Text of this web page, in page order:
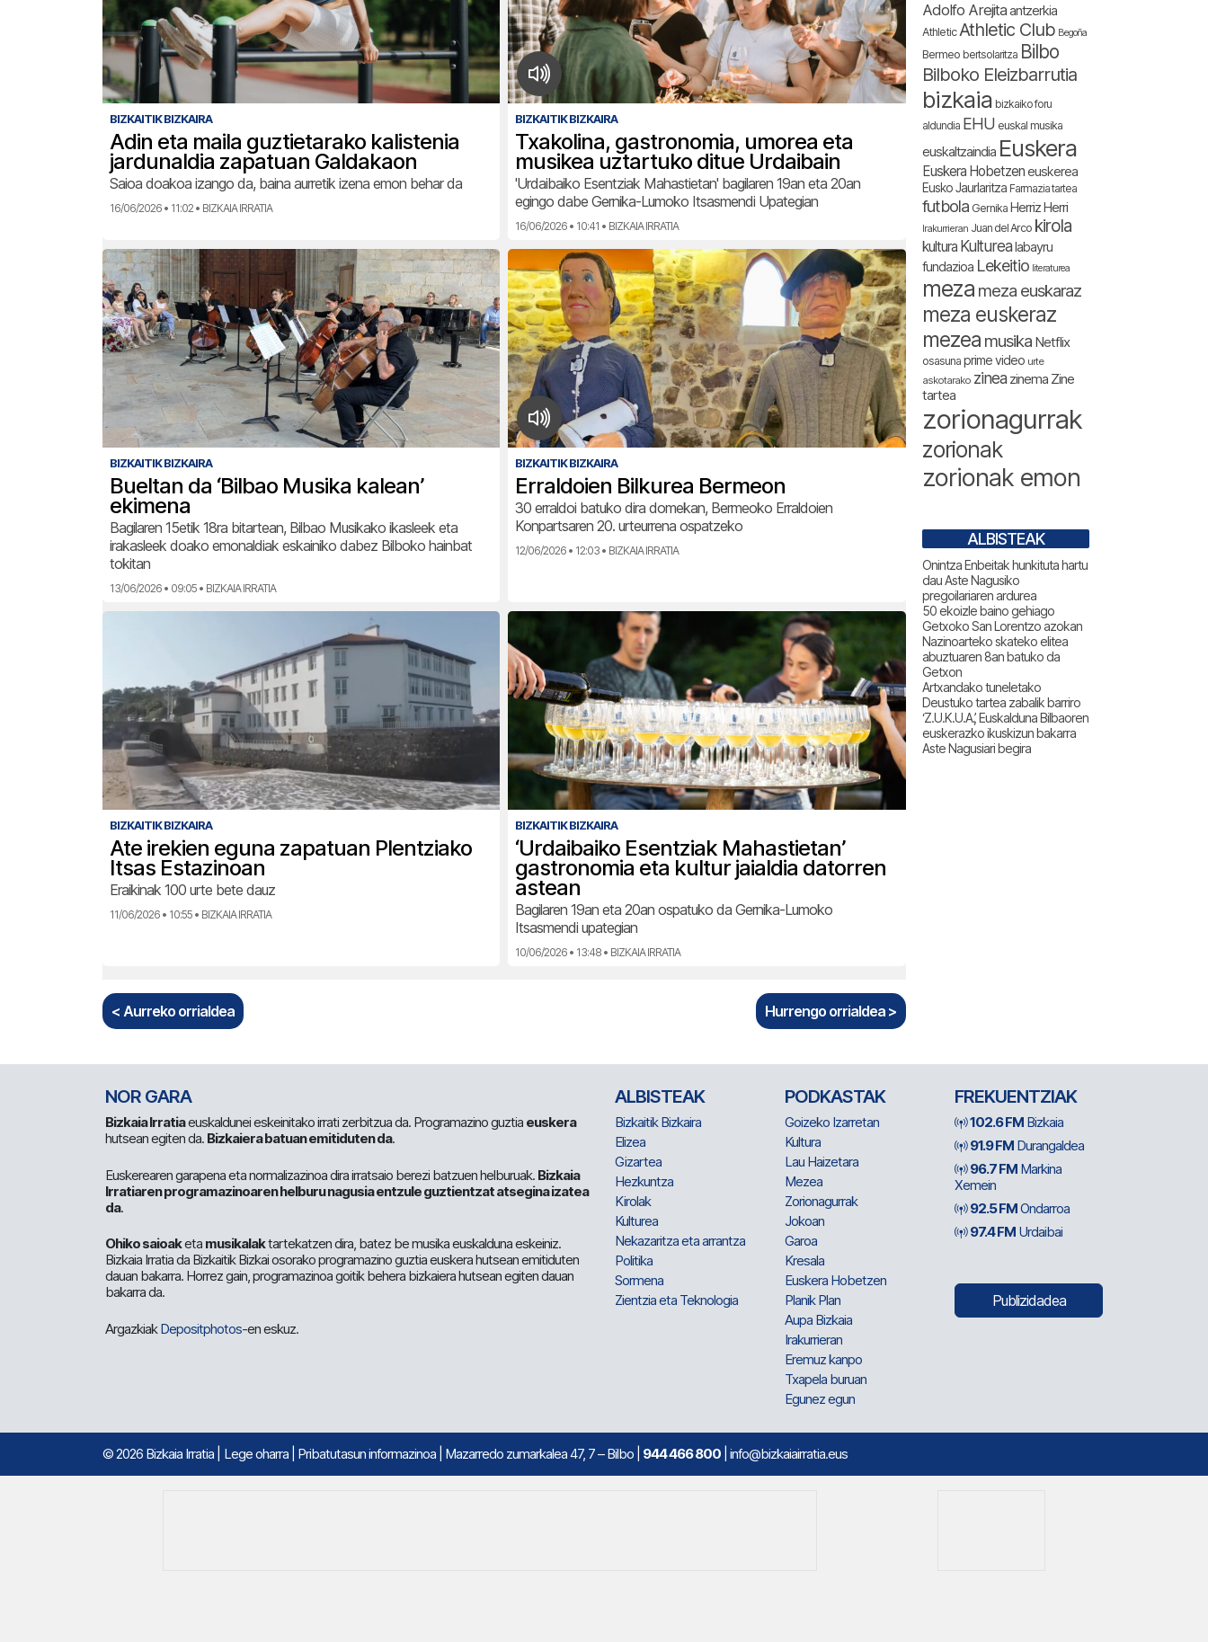
BIZKAITIK BIZKAIRA
Adin eta maila guztietarako kalistenia
jardunaldia zapatuan Galdakaon
Saioa doakoa izango da, baina aurretik izena emon behar da
16/06/2026 • 11:02 • BIZKAIA IRRATIA
BIZKAITIK BIZKAIRA
Txakolina, gastronomia, umorea eta
musikea uztartuko ditue Urdaibain
'Urdaibaiko Esentziak Mahastietan' bagilaren 19an eta 20an
egingo dabe Gernika-Lumoko Itsasmendi Upategian
16/06/2026 • 10:41 • BIZKAIA IRRATIA
BIZKAITIK BIZKAIRA
Bueltan da ‘Bilbao Musika kalean’
ekimena
Bagilaren 15etik 18ra bitartean, Bilbao Musikako ikasleek eta
irakasleek doako emonaldiak eskainiko dabez Bilboko hainbat
tokitan
13/06/2026 • 09:05 • BIZKAIA IRRATIA
BIZKAITIK BIZKAIRA
Erraldoien Bilkurea Bermeon
30 erraldoi batuko dira domekan, Bermeoko Erraldoien
Konpartsaren 20. urteurrena ospatzeko
12/06/2026 • 12:03 • BIZKAIA IRRATIA
BIZKAITIK BIZKAIRA
Ate irekien eguna zapatuan Plentziako
Itsas Estazinoan
Eraikinak 100 urte bete dauz
11/06/2026 • 10:55 • BIZKAIA IRRATIA
BIZKAITIK BIZKAIRA
‘Urdaibaiko Esentziak Mahastietan’
gastronomia eta kultur jaialdia datorren
astean
Bagilaren 19an eta 20an ospatuko da Gernika-Lumoko
Itsasmendi upategian
10/06/2026 • 13:48 • BIZKAIA IRRATIA
< Aurreko orrialdea Hurrengo orrialdea >
Adolfo Arejitaantzerkia
Athletic Athletic Club Begoña
Bermeo bertsolaritza Bilbo
Bilboko Eleizbarrutia
bizkaia bizkaiko foru
aldundia EHU euskal musika
euskaltzaindia Euskera
Euskera Hobetzeneuskerea
Eusko Jaurlaritza Farmazia tartea
futbola Gernika Herriz Herri
Irakurrieran Juan del Arco kirola
kultura Kulturealabayru
fundazioa Lekeitio literaturea
meza meza euskaraz
meza euskeraz
mezea musika Netflix
osasuna prime video urte
askotarako zinea zinema Zine
tartea
zorionagurrak
zorionak
zorionak emon
ALBISTEAK
Onintza Enbeitak hunkituta hartu
dau Aste Nagusiko
pregoilariaren ardurea
50 ekoizle baino gehiago
Getxoko San Lorentzo azokan
Nazinoarteko skateko elitea
abuztuaren 8an batuko da
Getxon
Artxandako tuneletako
Deustuko tartea zabalik barriro
‘Z.U.K.U.A.’, Euskalduna Bilbaoren
euskerazko ikuskizun bakarra
Aste Nagusiari begira
NOR GARA
Bizkaia Irratiaeuskaldunei eskeinitako irrati zerbitzua da. Programazino guztia euskera
hutsean egiten da. Bizkaiera batuan emitiduten da.
Euskerearen garapena eta normalizazinoa dira irratsaio berezi batzuen helburuak. Bizkaia
Irratiaren programazinoaren helburu nagusia entzule guztientzat atsegina izatea
da.
Ohiko saioaketa musikalaktartekatzen dira, batez be musika euskalduna eskeiniz.
Bizkaia Irratia da Bizkaitik Bizkai osorako programazino guztia euskera hutsean emitiduten
dauan bakarra. Horrez gain, programazinoa goitik behera bizkaiera hutsean egiten dauan
bakarra da.
ArgazkiakDepositphotos-en eskuz.
ALBISTEAK
Bizkaitik Bizkaira
Elizea
Gizartea
Hezkuntza
Kirolak
Kulturea
Nekazaritza eta arrantza
Politika
Sormena
Zientzia eta Teknologia
PODKASTAK
Goizeko Izarretan
Kultura
Lau Haizetara
Mezea
Zorionagurrak
Jokoan
Garoa
Kresala
Euskera Hobetzen
Planik Plan
Aupa Bizkaia
Irakurrieran
Eremuz kanpo
Txapela buruan
Egunez egun
FREKUENTZIAK
102.6 FM Bizkaia
91.9 FM Durangaldea
96.7 FM Markina
Xemein
92.5 FMOndarroa
97.4 FM Urdaibai
Publizidadea
© 2026 Bizkaia Irratia Lege oharra Pribatutasun informazinoa | Mazarredo zumarkalea 47, 7 – Bilbo | 944 466 800 | info@bizkaiairratia.eus